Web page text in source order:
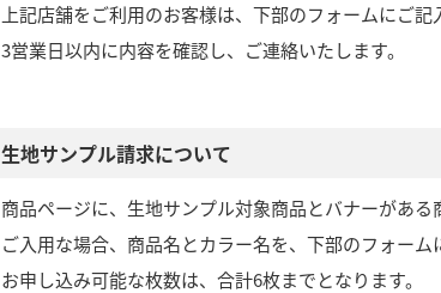
上記店舗をご利用のお客様は、下部のフォームにご記
3営業日以内に内容を確認し、ご連絡いたします。
生地サンプル請求について
商品ページに、生地サンプル対象商品とバナーがある
ご入用な場合、商品名とカラー名を、下部のフォーム
お申し込み可能な枚数は、合計6枚までとなります。